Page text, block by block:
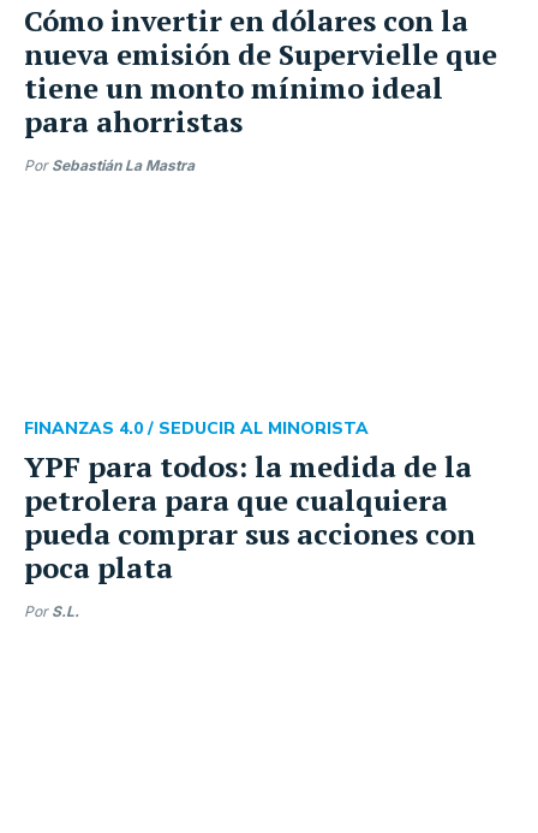
Cómo invertir en dólares con la
nueva emisión de Supervielle que
tiene un monto mínimo ideal
para ahorristas
Por Sebastián La Mastra
YPF para todos: la medida de la
petrolera para que cualquiera
pueda comprar sus acciones con
poca plata
FINANZAS 4.0 / SEDUCIR AL MINORISTA
Por S.L.